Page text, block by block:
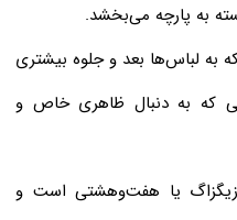
به پارچه می‌بخشد.
به لباس‌ها بعد و جلوه بیشتری
که به دنبال ظاهری خاص و
یا هفت‌وهشتی است و